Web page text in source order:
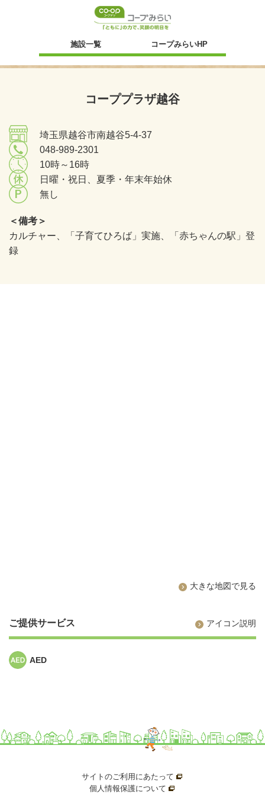
施設一覧 コープみらいHP新規ウィンドウ
コーププラザ越谷
埼玉県越谷市南越谷5-4-37
048-989-2301
10時～16時
日曜・祝日、夏季・年末年始休
無し
＜備考＞
カルチャー、「子育てひろば」実施、「赤ちゃんの駅」登
録
大きな地図で見る
ご提供サービス アイコン説明
AED
サイトのご利用にあたって 新規ウィンドウを開きます
個人情報保護について 新規ウィンドウを開きます